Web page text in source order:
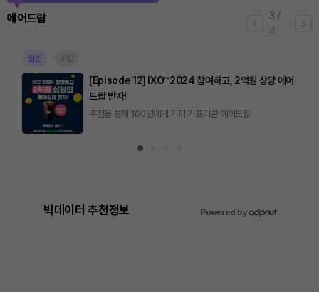
3 /
4
에어드랍
일반 마감
[Episode 12] IXO™2024 참여하고, 2억원 상당 에어
드랍 받자!
추첨을 통해 100명에게 커피 기프티콘 에어드랍
빅데이터 추천정보